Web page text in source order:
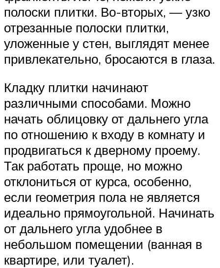
полоски плитки. Во-вторых, — узко
отрезанные полоски плитки,
уложенные у стен, выглядят менее
привлекательно, бросаются в глаза.
Кладку плитки начинают
различными способами. Можно
начать облицовку от дальнего угла
по отношению к входу в комнату и
продвигаться к дверному проему.
Так работать проще, но можно
отклониться от курса, особенно,
если геометрия пола не является
идеально прямоугольной. Начинать
от дальнего угла удобнее в
небольшом помещении (ванная в
квартире, или туалет).